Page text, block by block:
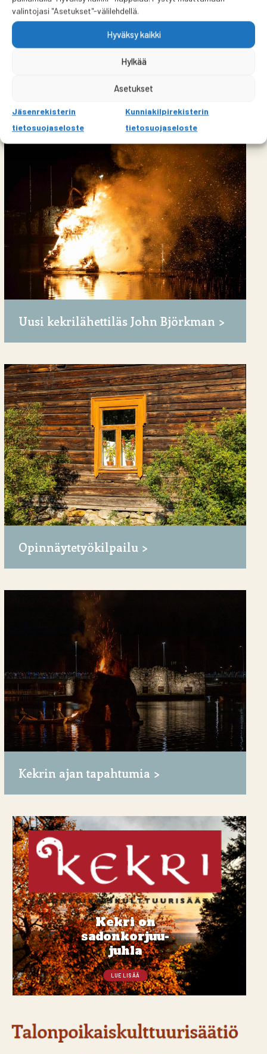
valintojasi "Asetukset"-välilehdellä.
Hyväksy kaikki
Hylkää
Asetukset
Jäsenrekisterin
tietosuojaseloste
Kunniakilpirekisterin
tietosuojaseloste
Nikkilän Juhlatalolla 4.6.2026
Uusi kekrilähettiläs John Björkman
Opinnäytetyökilpailu
Kekrin ajan tapahtumia
Kekri on
sadonkorjuu-
juhla
LUE LISÄÄ